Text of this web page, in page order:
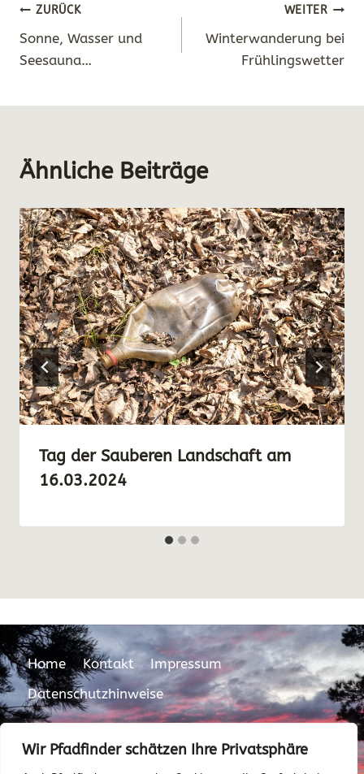
Wir Pfadfinder schätzen Ihre Privatsphäre
Beitragsnavigation
ZURÜCK
Sonne, Wasser und
Seesauna…
WEITER
Winterwanderung bei
Frühlingswetter
Ähnliche Beiträge
Tag der Sauberen Landschaft am
16.03.2024
Home Kontakt
Impressum
Datenschutzhinweise